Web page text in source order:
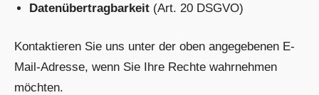
Datenübertragbarkeit (Art. 20 DSGVO)
Kontaktieren Sie uns unter der oben angegebenen E-
Mail-Adresse, wenn Sie Ihre Rechte wahrnehmen
möchten.